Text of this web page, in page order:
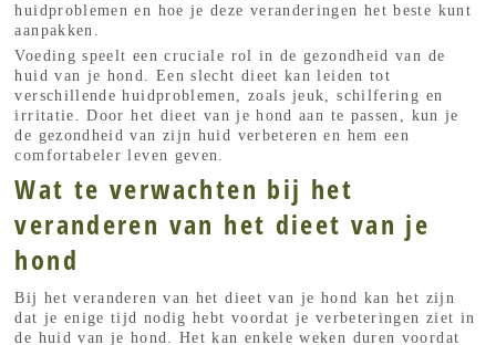
huidproblemen en hoe je deze veranderingen het beste kunt
aanpakken.
Voeding speelt een cruciale rol in de gezondheid van de
huid van je hond. Een slecht dieet kan leiden tot
verschillende huidproblemen, zoals jeuk, schilfering en
irritatie. Door het dieet van je hond aan te passen, kun je
de gezondheid van zijn huid verbeteren en hem een
comfortabeler leven geven.
Wat te verwachten bij het
veranderen van het dieet van je
hond
Bij het veranderen van het dieet van je hond kan het zijn
dat je enige tijd nodig hebt voordat je verbeteringen ziet in
de huid van je hond. Het kan enkele weken duren voordat